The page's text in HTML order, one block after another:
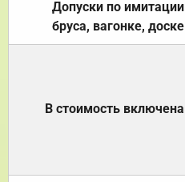
Допуски по имитации
бруса, вагонке, доске
В стоимость включена